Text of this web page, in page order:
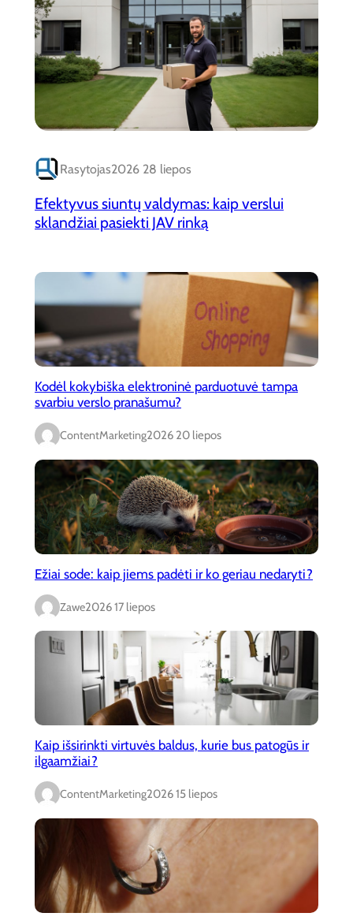
Rasytojas2026 28 liepos
Efektyvus siuntų valdymas: kaip verslui
sklandžiai pasiekti JAV rinką
Kodėl kokybiška elektroninė parduotuvė tampa
svarbiu verslo pranašumu?
ContentMarketing2026 20 liepos
Ežiai sode: kaip jiems padėti ir ko geriau nedaryti?
Zawe2026 17 liepos
Kaip išsirinkti virtuvės baldus, kurie bus patogūs ir
ilgaamžiai?
ContentMarketing2026 15 liepos